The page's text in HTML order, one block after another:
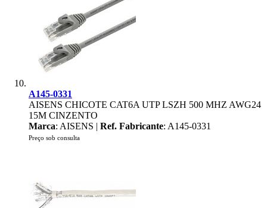
A145-0331
AISENS CHICOTE CAT6A UTP LSZH 500 MHZ AWG24
15M CINZENTO
Marca: AISENS | Ref. Fabricante: A145-0331
Preço sob consulta